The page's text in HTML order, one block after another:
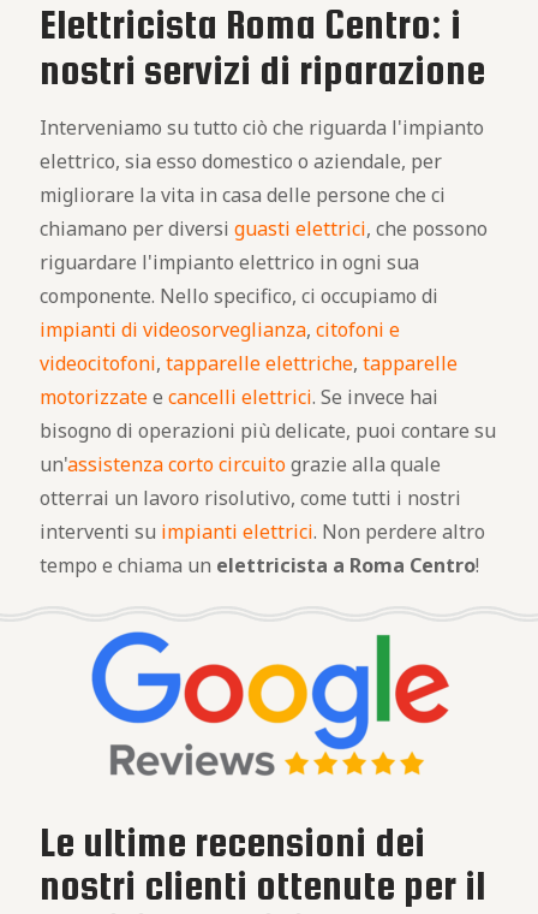
Elettricista Roma Centro: i
nostri servizi di riparazione
Interveniamo su tutto ciò che riguarda l'impianto
elettrico, sia esso domestico o aziendale, per
migliorare la vita in casa delle persone che ci
chiamano per diversi guasti elettrici, che possono
riguardare l'impianto elettrico in ogni sua
componente. Nello specifico, ci occupiamo di
impianti di videosorveglianza, citofoni e
videocitofoni, tapparelle elettriche, tapparelle
motorizzatee cancelli elettrici. Se invece hai
bisogno di operazioni più delicate, puoi contare su
un'assistenza corto circuitograzie alla quale
otterrai un lavoro risolutivo, come tutti i nostri
interventi su impianti elettrici. Non perdere altro
tempo e chiama un elettricista a Roma Centro!
Le ultime recensioni dei
nostri clienti ottenute per il